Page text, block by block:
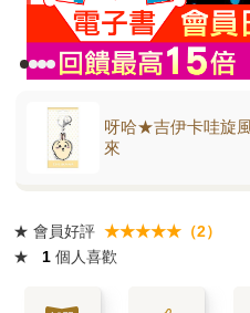
呀哈★吉伊卡哇旋
來
★ 會員好評 ★★★★★（2）
★
1 個人喜歡